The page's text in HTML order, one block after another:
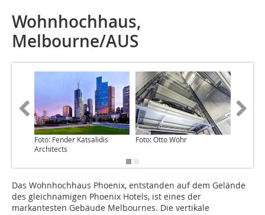
Wohnhochhaus,
Melbourne/AUS
Foto: Fender Katsalidis
Architects
Foto: Otto Wöhr
Das Wohnhochhaus Phoenix, entstanden auf dem Gelände
des gleichnamigen Phoenix Hotels, ist eines der
markantesten Gebäude Melbournes. Die vertikale